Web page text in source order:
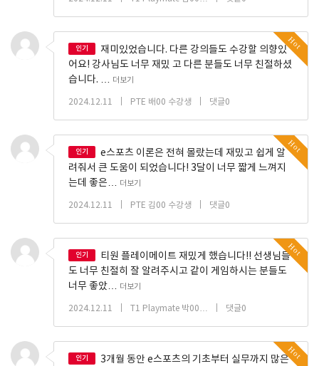
Hot
인기
재미있었습니다. 다른 강의들도 수강할 의향있
어요! 강사님도 너무 재밌 고 다른 분들도 너무 친절하셨
습니다. … 더보기
2024.12.11 PTE 배00 수강생 댓글0
Hot
인기
e스포츠 이론은 전혀 몰랐는데 재밌고 쉽게 알
려줘서 큰 도움이 되었습니다! 3달이 너무 짧게 느껴지
는데 좋은… 더보기
2024.12.11 PTE 김00 수강생 댓글0
Hot
인기
티원 플레이메이트 재밌게 했습니다!! 선생님들
도 너무 친절히 잘 알려주시고 같이 게임하시는 분들도
너무 좋았… 더보기
2024.12.11 T1 Playmate 박00… 댓글0
Hot
인기
3개월 동안 e스포츠의 기초부터 실무까지 많은